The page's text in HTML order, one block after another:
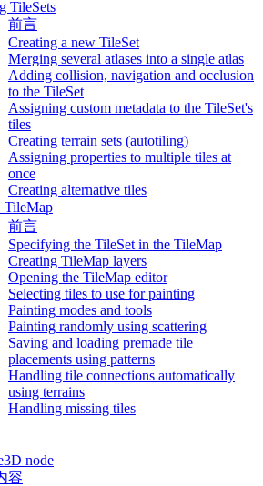
TileSets
前言
Creating a new TileSet
Merging several atlases into a single atlas
Adding collision, navigation and occlusion
to the TileSet
Assigning custom metadata to the TileSet's
tiles
Creating terrain sets (autotiling)
Assigning properties to multiple tiles at
once
Creating alternative tiles
TileMap
前言
Specifying the TileSet in the TileMap
Creating TileMap layers
Opening the TileMap editor
Selecting tiles to use for painting
Painting modes and tools
Painting randomly using scattering
Saving and loading premade tile
placements using patterns
Handling tile connections automatically
using terrains
Handling missing tiles
node
容